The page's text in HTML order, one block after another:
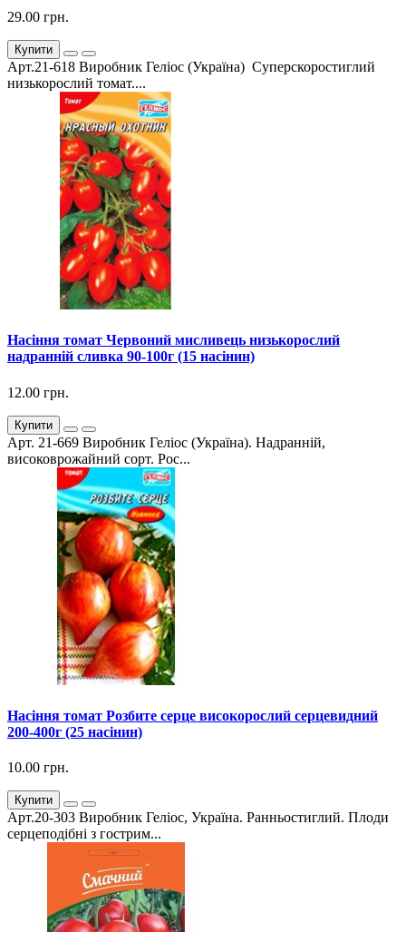
29.00 грн.
Купити
Арт.21-618 Виробник Геліос (Україна) Суперскоростиглий
низькорослий томат....
Насіння томат Червоний мисливець низькорослий
надранній сливка 90-100г (15 насінин)
12.00 грн.
Купити
Арт. 21-669 Виробник Геліос (Україна). Надранній,
високоврожайний сорт. Рос...
Насіння томат Розбите серце високорослий серцевидний
200-400г (25 насінин)
10.00 грн.
Купити
Арт.20-303 Виробник Геліос, Україна. Ранньостиглий. Плоди
серцеподібні з гострим...